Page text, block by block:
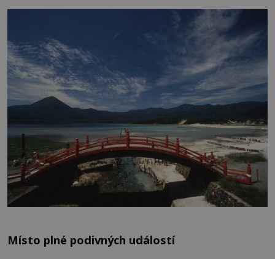
Místo plné podivných událostí